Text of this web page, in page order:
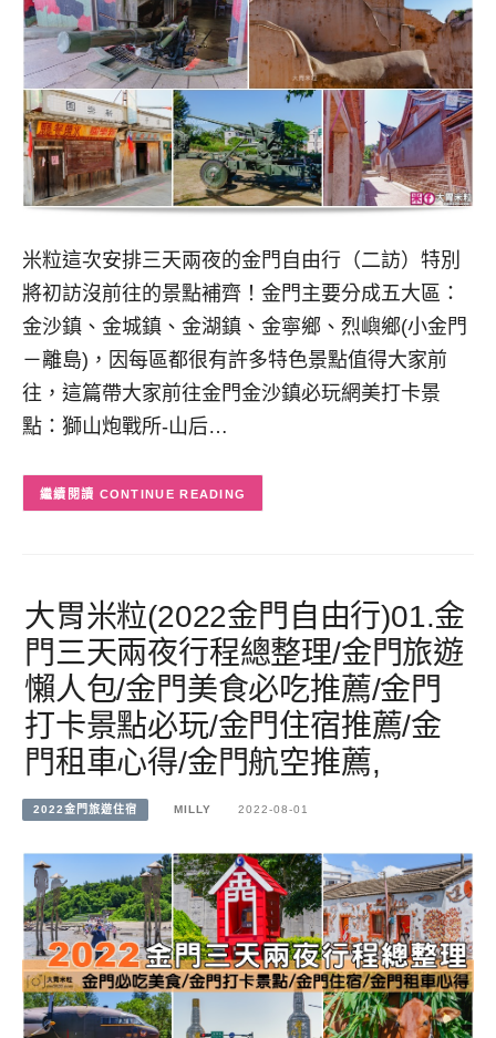
米粒這次安排三天兩夜的金門自由行（二訪）特別
將初訪沒前往的景點補齊！金門主要分成五大區：
金沙鎮、金城鎮、金湖鎮、金寧鄉、烈嶼鄉(小金門
－離島)，因每區都很有許多特色景點值得大家前
往，這篇帶大家前往金門金沙鎮必玩網美打卡景
點：獅山炮戰所-山后…
CONTINUE READING
大胃米粒(2022金門自由行)01.金
門三天兩夜行程總整理/金門旅遊
懶人包/金門美食必吃推薦/金門
打卡景點必玩/金門住宿推薦/金
門租車心得/金門航空推薦,
2022金門旅遊住宿 MILLY 2022-08-01